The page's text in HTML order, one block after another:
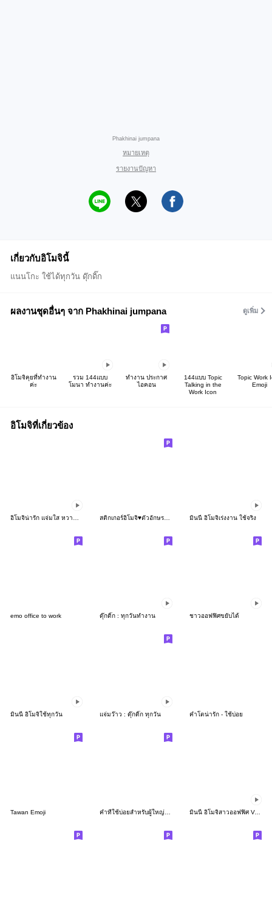
Phakhinai jumpana
หมายเหตุ
รายงานปัญหา
เกี่ยวกับอิโมจินี้
แนนโกะ ใช้ได้ทุกวัน ดุ๊กดิ๊ก
ผลงานชุดอื่นๆ จาก Phakhinai jumpana ดูเพิ่ม
อิโมจิคุยที่ทำงาน
ค่ะ
รวม 144แบบ
โมนา ทำงานค่ะ
ทำงาน ประกาศ
ไอคอน
144แบบ Topic
Talking in the
Work Icon
Topic Work
Emoji
อิโมจิที่เกี่ยวข้อง
มินนี่ อิโมจิเร่งงาน ใช้จริง
emo office to work ดุ๊กดิ๊ก : ทุกวันทำงาน ชาวออฟฟิศขยับได้
มินนี่ อิโมจิใช้ทุกวัน แจ่มว๊าว : ดุ๊กดิ๊ก ทุกวัน คำโตน่ารัก - ใช้บ่อย
Tawan Emoji มินนี่ อิโมจิสาวออฟฟิศ Ver.ลูกค้า